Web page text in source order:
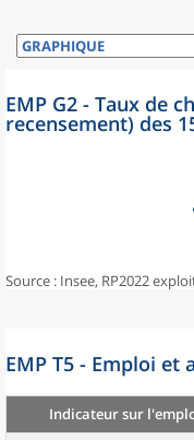
EMP G2 - Taux de
recensement) des
Source : Insee, RP2022
EMP T5 - Emploi et
Indicateur sur